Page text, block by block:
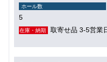
ホール数
5
在庫・納期 取寄せ品 3-5営業